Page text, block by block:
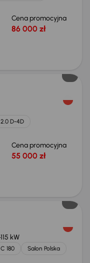
Cena promocyjna
86 000 zł
2.0 D-4D
Cena promocyjna
55 000 zł
115 kW
C 180
Salon Polska